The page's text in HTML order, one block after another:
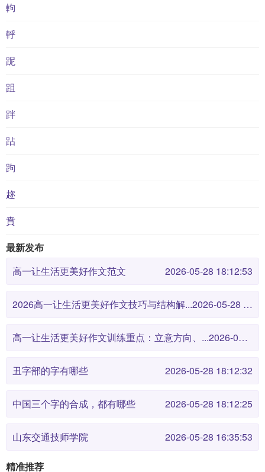
軥
軤
跜
跙
跘
跕
跔
趂
賁
最新发布
高一让生活更美好作文范文
2026-05-28 18:12:53
2026高一让生活更美好作文技巧与结构解... 2026-05-28 18:12:46
高一让生活更美好作文训练重点：立意方向、... 2026-05-28 18:12:38
丑字部的字有哪些 2026-05-28 18:12:32
中国三个字的合成，都有哪些 2026-05-28 18:12:25
山东交通技师学院 2026-05-28 16:35:53
精准推荐